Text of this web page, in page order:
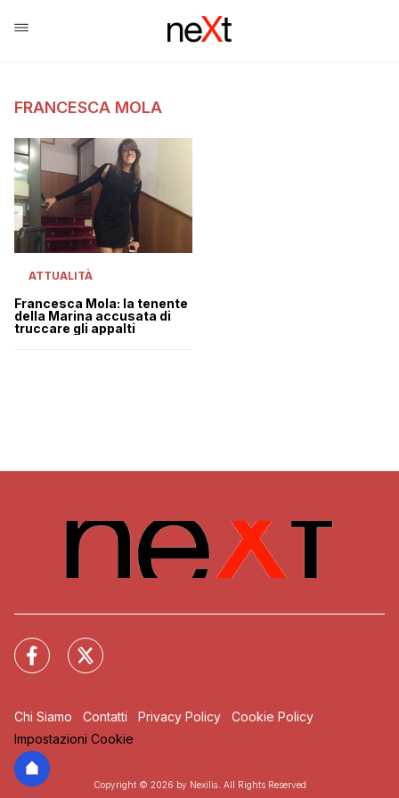
FRANCESCA MOLA
ATTUALITÀ
Francesca Mola: la tenente
della Marina accusata di
truccare gli appalti
Chi Siamo Contatti Privacy Policy
Cookie Policy
Impostazioni Cookie
Copyright © 2026 by Nexilia. All Rights Reserved